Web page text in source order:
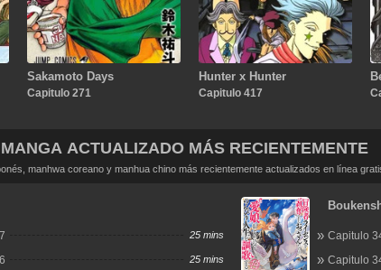
Sakamoto Days
Capitulo 271
Hunter x Hunter
Capitulo 417
ACTUALIZADO MÁS RECIENTEMENTE
manhwa coreano y manhua chino más recientemente actualizados en línea
25 mins
25 mins
Jinsei
Capitulo
Capitulo